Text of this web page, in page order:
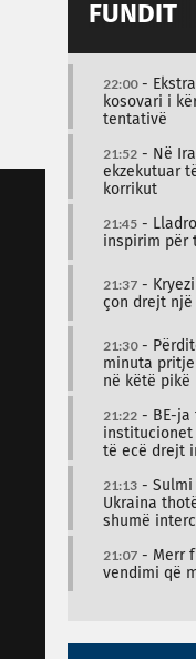
FUNDIT
22:00-
kosovari i
tentativë
21:52 - Në
ekzekutuar
korrikut
21:45 -
inspirim për
21:37 -
çon drejt
21:30-
minuta pritje
në këtë pikë
21:22 - BE-ja
institucionet
të ecë drejt
21:13 - Sulmi
Ukraina
shumë
21:07 - Merr
vendimi që